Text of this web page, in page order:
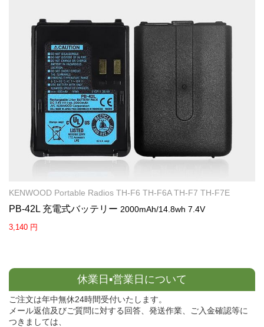
KENWOOD Portable Radios TH-F6 TH-F6A TH-F7 TH-F7E
PB-42L 充電式バッテリー 2000mAh/14.8wh 7.4V
3,140 円
休業日▪営業日について
ご注文は年中無休24時間受付いたします。
メール返信及びご質問に対する回答、発送作業、ご入金確認等に
つきましては、